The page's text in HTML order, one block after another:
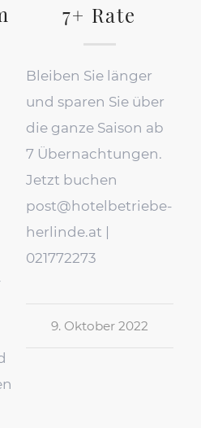
7+ Rate
Bleiben Sie länger
und sparen Sie über
die ganze Saison ab
7 Übernachtungen.
Jetzt buchen
post@hotelbetriebe-
herlinde.at |
021772273
9. Oktober 2022